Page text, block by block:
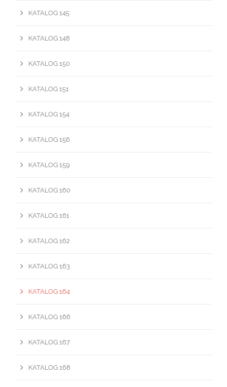
KATALOG 145
KATALOG 148
KATALOG 150
KATALOG 151
KATALOG 154
KATALOG 156
KATALOG 159
KATALOG 160
KATALOG 161
KATALOG 162
KATALOG 163
KATALOG 164
KATALOG 166
KATALOG 167
KATALOG 168